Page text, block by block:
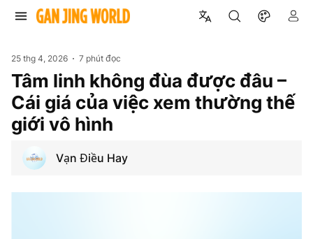
25 thg 4, 2026 7 phút đọc
Tâm linh không đùa được đâu –
Cái giá của việc xem thường thế
giới vô hình
Vạn Điều Hay